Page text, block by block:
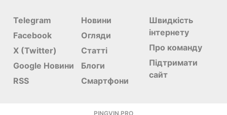
Telegram
Facebook
X (Twitter)
Google Новини
RSS
Новини
Огляди
Статті
Блоги
Смартфони
Швидкість
інтернету
Про команду
Підтримати
сайт
PINGVIN.PRO